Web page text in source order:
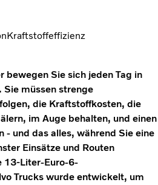
Kraftstoffeffizienz
bewegen Sie sich jeden Tag in
müssen strenge
die Kraftstoffkosten, die
im Auge behalten, und einen
- und das alles, während Sie eine
Einsätze und Routen
13-Liter-Euro-6-
Trucks wurde entwickelt, um